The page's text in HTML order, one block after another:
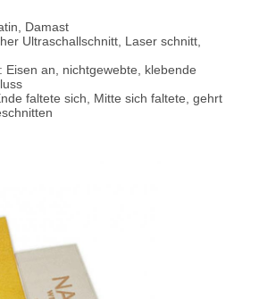
Damast
Ultraschallschnitt, Laser schnitt,
Eisen an, nichtgewebte, klebende
faltete sich, Mitte sich faltete, gehrt